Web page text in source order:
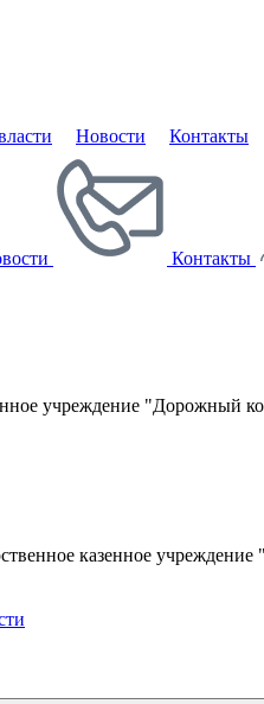
Новости Контакты
Контакты
учреждение "Дорожный
казенное